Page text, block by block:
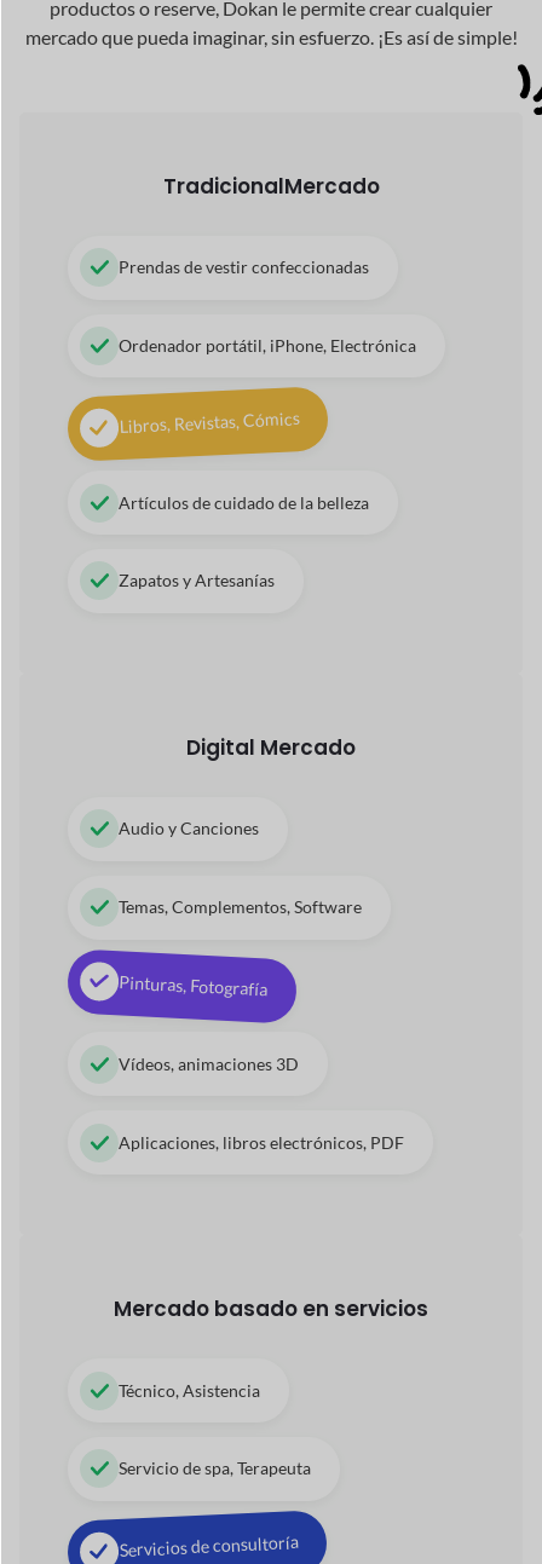
Servicio de spa, Terapeuta
Servicios de cuidado infantil
Operaciones de viajes y excursiones
42+
Insignia de vendedor raya expreso
Raya conectar Seguir tienda